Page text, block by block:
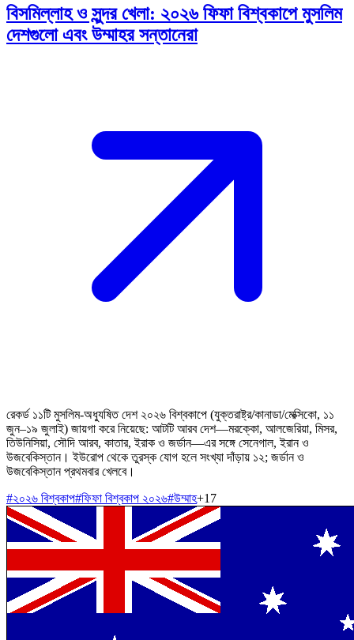
বিসমিল্লাহ ও সুন্দর খেলা: ২০২৬ ফিফা বিশ্বকাপে মুসলিম
দেশগুলো এবং উম্মাহর সন্তানেরা
রেকর্ড ১১টি মুসলিম-অধ্যুষিত দেশ ২০২৬ বিশ্বকাপে (যুক্তরাষ্ট্র/কানাডা/মেক্সিকো, ১১
জুন–১৯ জুলাই) জায়গা করে নিয়েছে: আটটি আরব দেশ—মরক্কো, আলজেরিয়া, মিসর,
তিউনিসিয়া, সৌদি আরব, কাতার, ইরাক ও জর্ডান—এর সঙ্গে সেনেগাল, ইরান ও
উজবেকিস্তান। ইউরোপ থেকে তুরস্ক যোগ হলে সংখ্যা দাঁড়ায় ১২; জর্ডান ও
উজবেকিস্তান প্রথমবার খেলবে।
#২০২৬ বিশ্বকাপ#ফিফা বিশ্বকাপ ২০২৬#উম্মাহ+17